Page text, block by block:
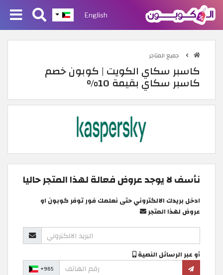
English
جميع المتاجر
كاسبر سكاي الكويت | كوبون خصم
كاسبر سكاي بقيمة 10%
نأسف لا يوجد عروض فعالة لهذا المتجر حاليا
ادخل بريدك الالكتروني حتى نعلمك فور توفر كوبون او
عروض لهذا المتجر
أو عبر الرسائل النصية
+965